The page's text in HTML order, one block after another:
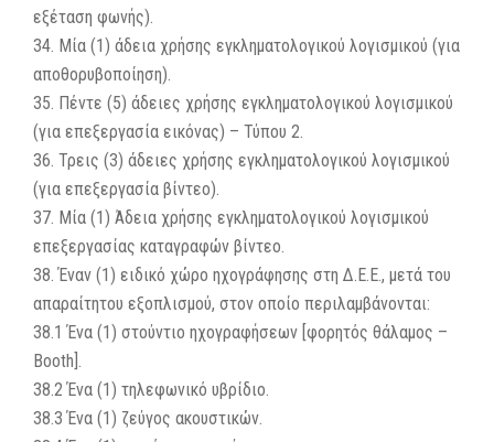
εξέταση φωνής).
34. Μία (1) άδεια χρήσης εγκληματολογικού λογισμικού (για
αποθορυβοποίηση).
35. Πέντε (5) άδειες χρήσης εγκληματολογικού λογισμικού
(για επεξεργασία εικόνας) – Τύπου 2.
36. Τρεις (3) άδειες χρήσης εγκληματολογικού λογισμικού
(για επεξεργασία βίντεο).
37. Μία (1) Άδεια χρήσης εγκληματολογικού λογισμικού
επεξεργασίας καταγραφών βίντεο.
38. Έναν (1) ειδικό χώρο ηχογράφησης στη Δ.Ε.Ε., μετά του
απαραίτητου εξοπλισμού, στον οποίο περιλαμβάνονται:
38.1 Ένα (1) στούντιο ηχογραφήσεων [φορητός θάλαμος –
Booth].
38.2 Ένα (1) τηλεφωνικό υβρίδιο.
38.3 Ένα (1) ζεύγος ακουστικών.